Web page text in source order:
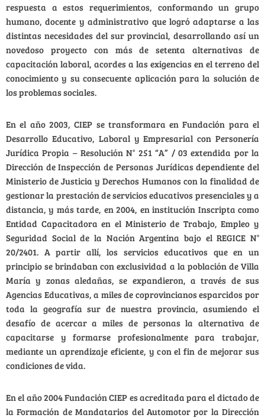
respuesta a estos requerimientos, conformando un grupo
humano, docente y administrativo que logró adaptarse a las
distintas necesidades del sur provincial, desarrollando así un
novedoso proyecto con más de setenta alternativas de
capacitación laboral, acordes a las exigencias en el terreno del
conocimiento y su consecuente aplicación para la solución de
los problemas sociales.
En el año 2003, CIEP se transformara en Fundación para el
Desarrollo Educativo, Laboral y Empresarial con Personería
Jurídica Propia – Resolución N° 251 “A” / 03 extendida por la
Dirección de Inspección de Personas Jurídicas dependiente del
Ministerio de Justicia y Derechos Humanos con la finalidad de
gestionar la prestación de servicios educativos presenciales y a
distancia, y más tarde, en 2004, en institución Inscripta como
Entidad Capacitadora en el Ministerio de Trabajo, Empleo y
Seguridad Social de la Nación Argentina bajo el REGICE N°
20/2401. A partir allí, los servicios educativos que en un
principio se brindaban con exclusividad a la población de Villa
María y zonas aledañas, se expandieron, a través de sus
Agencias Educativas, a miles de coprovincianos esparcidos por
toda la geografía sur de nuestra provincia, asumiendo el
desafío de acercar a miles de personas la alternativa de
capacitarse y formarse profesionalmente para trabajar,
mediante un aprendizaje eficiente, y con el fin de mejorar sus
condiciones de vida.
En el año 2004 Fundación CIEP es acreditada para el dictado de
la Formación de Mandatarios del Automotor por la Dirección